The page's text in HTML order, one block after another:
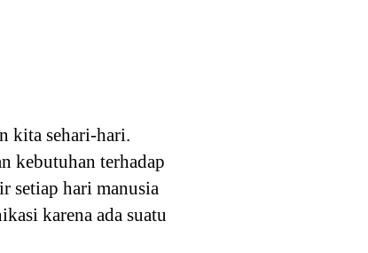
kita sehari-hari.
kebutuhan terhadap
setiap hari manusia
karena ada suatu